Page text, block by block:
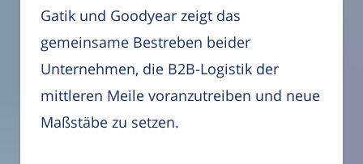
Gatik und Goodyear zeigt das
gemeinsame Bestreben beider
Unternehmen, die B2B-Logistik der
mittleren Meile voranzutreiben und neue
Maßstäbe zu setzen.